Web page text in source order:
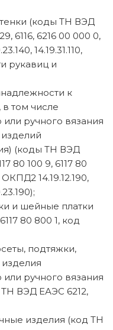
(коды ТН ВЭД
6116, 6216 00 000 0,
14.19.31.110,
рукавиц и
к
том числе
ручного вязания
(коды ТН ВЭД
80 100 9, 6117 80
14.19.12.190,
и шейные платки
80 800 1, код
подтяжки,
ручного вязания
ВЭД ЕАЭС 6212,
изделия (код ТН